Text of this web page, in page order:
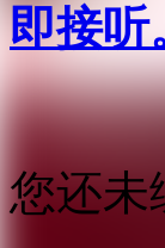
即接听
您还未